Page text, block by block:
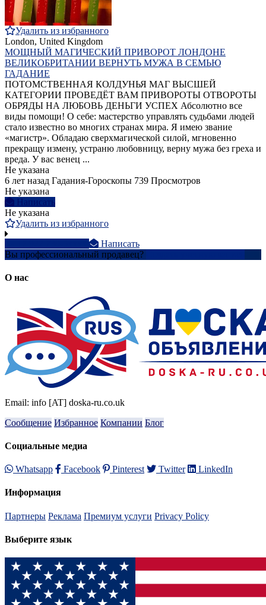
Удалить из избранного
London, United Kingdom
МОЩНЫЙ МАГИЧЕСКИЙ ПРИВОРОТ ЛОНДОНЕ
ВЕЛИКОБРИТАНИИ ВЕРНУТЬ МУЖА В СЕМЬЮ
ГАДАНИЕ
ПОТОМСТВЕННАЯ КОЛДУНЬЯ МАГ ВЫСШЕЙ
КАТЕГОРИИ ПРОВЕДЁТ ВАМ ПРИВОРОТЫ ОТВОРОТЫ
ОБРЯДЫ НА ЛЮБОВЬ ДЕНЬГИ УСПЕХ Абсолютно все
виды помощи! О себе: мастерство управлять судьбами людей
стало известно во многих странах мира. Я имею звание
«магистр». Обладаю сверхмагической силой, мгновенно
прекращу измену, устраню любовницу, верну мужа без греха и
вреда. У вас венец ...
Не указана
6 лет назад Гадания-Гороскопы 739 Просмотров
Не указана
Написать
Не указана
Удалить из избранного
Написать
Вы профессиональный продавец?
О нас
Email: info [AT] doska-ru.co.uk
Сообщение Избранное Компании Блог
Социальные медиа
Whatsapp Facebook Pinterest Twitter LinkedIn
Информация
Партнеры Реклама Премиум услуги Privacy Policy
Выберите язык